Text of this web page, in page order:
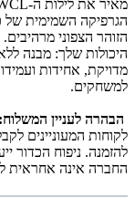
הגרפיקה השמימית של
הזוהר הצפוני
היכולות שלך: מבנה
מדויקת, אחידות
למשחקים.
הבהרה לעניין המשלוח:
לקוחות המעוניינים
להזמנה. ניפוח הכדור
החברה אינה אחראית